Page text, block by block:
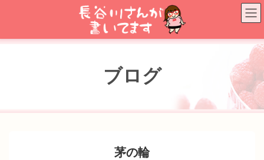
ン
プ
ー
動
ブログ
茅の輪